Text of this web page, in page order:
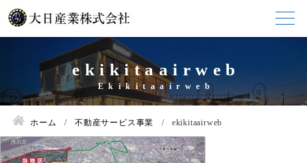
ekikitaairweb
ホーム 不動産サービス事業 ekikitaairweb